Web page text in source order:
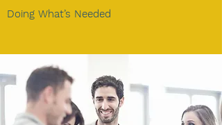
Doing What’s Needed